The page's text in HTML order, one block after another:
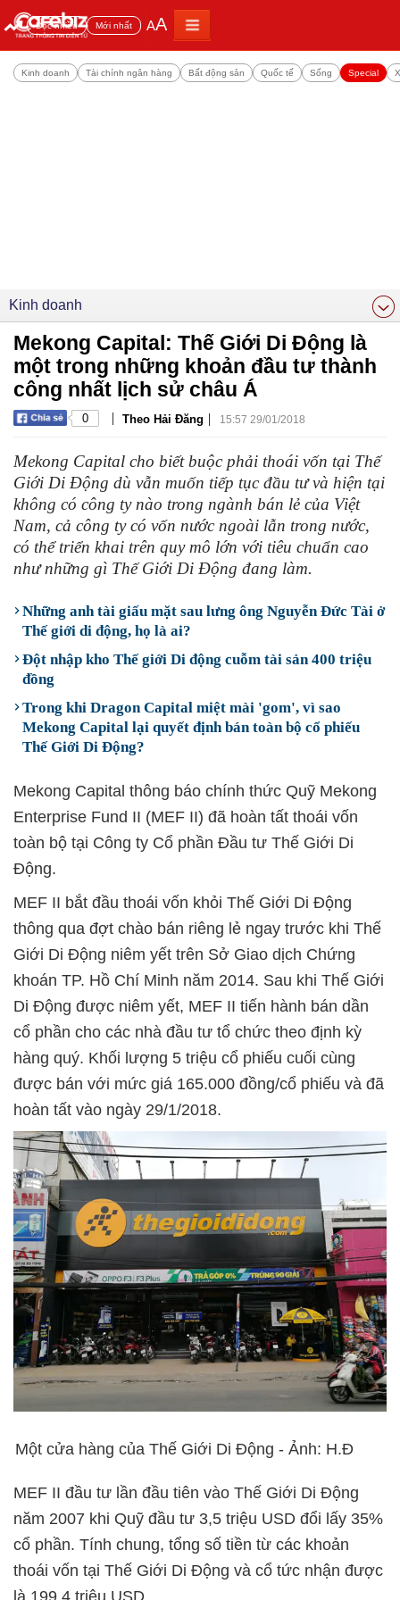
Đọc nhiều Mới nhất AA
Kinh doanh Tài chính ngân hàng Bất động sản Quốc tế Sống Special
Kinh doanh
Mekong Capital: Thế Giới Di Động là
một trong những khoản đầu tư thành
công nhất lịch sử châu Á
0 | Theo Hải Đăng | 15:57 29/01/2018
Mekong Capital cho biết buộc phải thoái vốn tại Thế
Giới Di Động dù vẫn muốn tiếp tục đầu tư và hiện tại
không có công ty nào trong ngành bán lẻ của Việt
Nam, cả công ty có vốn nước ngoài lẫn trong nước,
có thể triển khai trên quy mô lớn với tiêu chuẩn cao
như những gì Thế Giới Di Động đang làm.
Những anh tài giấu mặt sau lưng ông Nguyễn Đức Tài ở
Thế giới di động, họ là ai?
Đột nhập kho Thế giới Di động cuỗm tài sản 400 triệu
đồng
Trong khi Dragon Capital miệt mài 'gom', vì sao
Mekong Capital lại quyết định bán toàn bộ cổ phiếu
Thế Giới Di Động?
Mekong Capital thông báo chính thức Quỹ Mekong
Enterprise Fund II (MEF II) đã hoàn tất thoái vốn
toàn bộ tại Công ty Cổ phần Đầu tư Thế Giới Di
Động.
MEF II bắt đầu thoái vốn khỏi Thế Giới Di Động
thông qua đợt chào bán riêng lẻ ngay trước khi Thế
Giới Di Động niêm yết trên Sở Giao dịch Chứng
khoán TP. Hồ Chí Minh năm 2014. Sau khi Thế Giới
Di Động được niêm yết, MEF II tiến hành bán dần
cổ phần cho các nhà đầu tư tổ chức theo định kỳ
hàng quý. Khối lượng 5 triệu cổ phiếu cuối cùng
được bán với mức giá 165.000 đồng/cổ phiếu và đã
hoàn tất vào ngày 29/1/2018.
Một cửa hàng của Thế Giới Di Động - Ảnh: H.Đ
MEF II đầu tư lần đầu tiên vào Thế Giới Di Động
năm 2007 khi Quỹ đầu tư 3,5 triệu USD đổi lấy 35%
cổ phần. Tính chung, tổng số tiền từ các khoản
thoái vốn tại Thế Giới Di Động và cổ tức nhận được
là 199,4 triệu USD.